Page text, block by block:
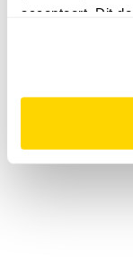
accepteert. Dit
website niet